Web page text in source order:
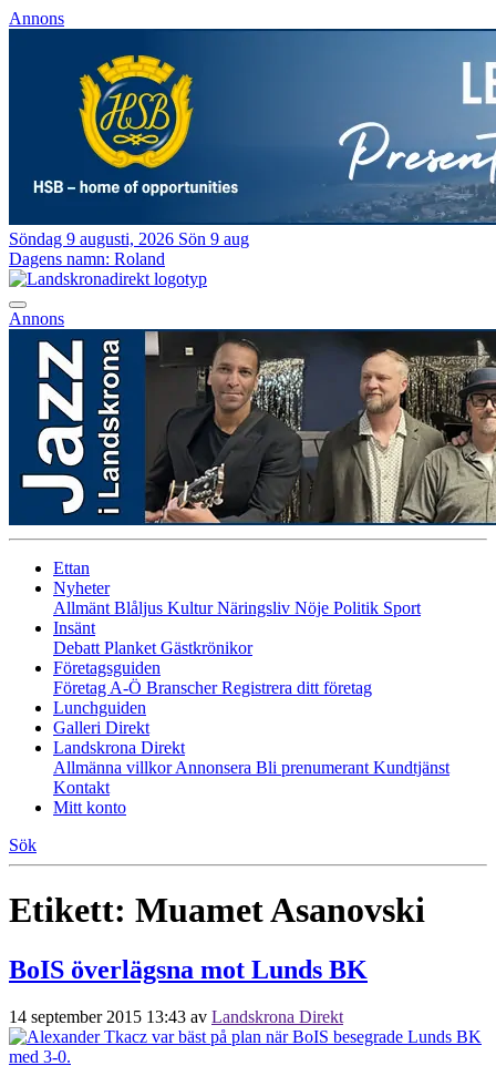
Annons
Söndag 9 augusti, 2026 Sön 9 aug
Dagens namn: Roland
Annons
Ettan
Nyheter
Allmänt Blåljus KulturNäringsliv Nöje Politik Sport
Insänt
Debatt Planket Gästkrönikor
Företagsguiden
Företag A-Ö BranscherRegistrera ditt företag
Lunchguiden
Galleri Direkt
Landskrona Direkt
Allmänna villkorAnnonsera Bli prenumerant Kundtjänst
Kontakt
Mitt konto
Sök
Etikett: Muamet Asanovski
BoIS överlägsna mot Lunds BK
14 september 2015 13:43 av Landskrona Direkt